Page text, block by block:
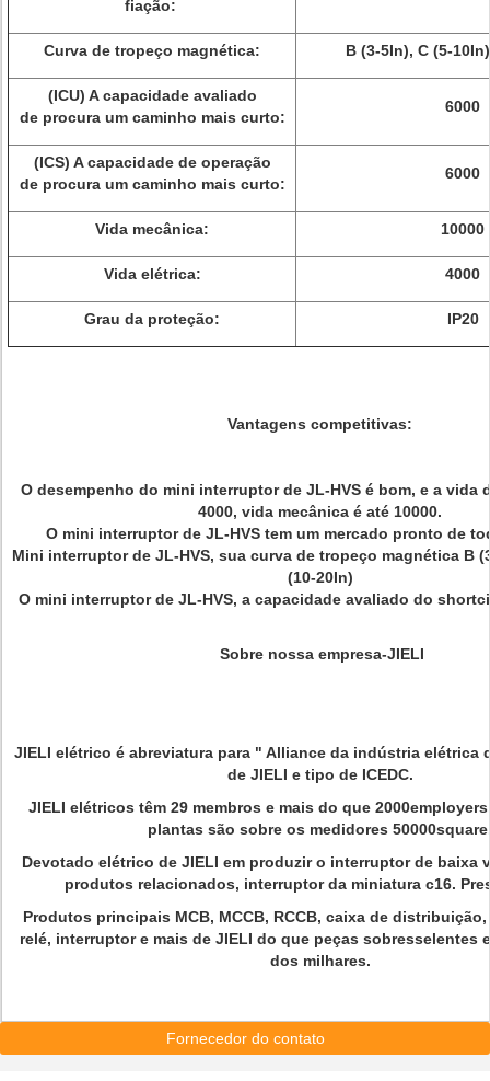
fiação:
Curva de tropeço magnética: B (3-5In), C (5-
(ICU) A capacidade avaliado
de procura um caminho mais curto:
6000
(ICS) A capacidade de operação
de procura um caminho mais curto:
6000
Vida mecânica: 10000
Vida elétrica: 4000
Grau da proteção: IP20
Vantagens competitivas:
O desempenho do mini interruptor de JL-HVS é bom, e a vida
4000, vida mecânica é até 10000.
O mini interruptor de JL-HVS tem um mercado pronto de
Mini interruptor de JL-HVS, sua curva de tropeço magnética B
(10-20In)
O mini interruptor de JL-HVS, a capacidade avaliado do
Sobre nossa empresa-JIELI
JIELI elétrico é abreviatura para " Alliance da indústria elétrica
de JIELI e tipo de ICEDC.
JIELI elétricos têm 29 membros e mais do que
plantas são sobre os medidores
Devotado elétrico de JIELI em produzir o interruptor de baixa
produtos relacionados, interruptor da miniatura c16.
Produtos principais MCB, MCCB, RCCB, caixa de
relé, interruptor e mais de JIELI do que peças sobresselentes
dos milhares.
Fornecedor do contato